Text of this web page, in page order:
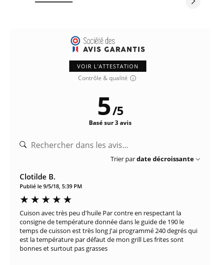
VOIR L'ATTESTATION
Contrôle & qualité
5/5
Basé sur 3 avis
Trier pardate décroissante
Clotilde B.
Publié le 9/5/18, 5:39 PM
Cuison avec très peu d'huile Par contre en respectant la
consigne de température donnée dans le guide de 190 le
temps de cuisson est très long J'ai programmé 240 degrés qui
est la température par défaut de mon grill Les frites sont
bonnes et surtout pas grasses